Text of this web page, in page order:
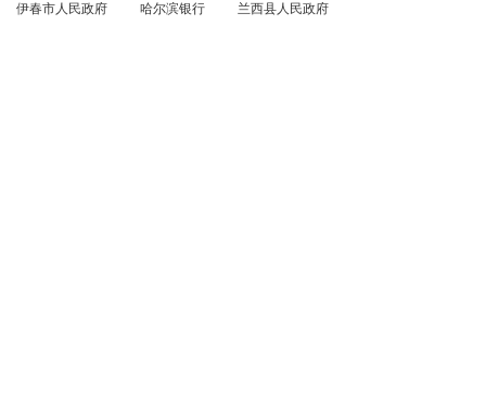
伊春市人民政府
哈尔滨银行 兰西县人民政府